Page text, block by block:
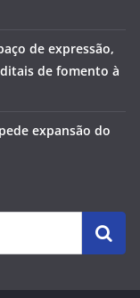
de expressão,
de fomento à
expansão do